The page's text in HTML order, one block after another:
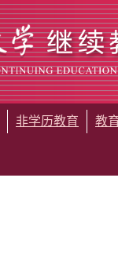
非学历教育 教